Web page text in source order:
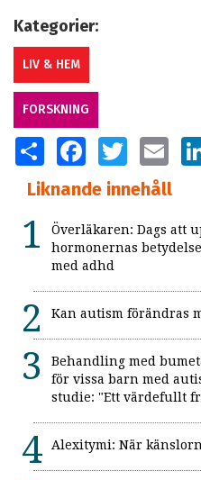
Kategorier:
LIV & HEM
FORSKNING
SHARE FACEBOOKTWITTER EMAIL
Liknande innehåll
Överläkaren: Dags att
hormonernas
med adhd
Kan autism förändras
Behandling med
för vissa barn med
studie: "Ett värdefullt
Alexitymi: När